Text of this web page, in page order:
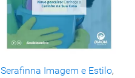
Serafinna Imagem e Estilo,